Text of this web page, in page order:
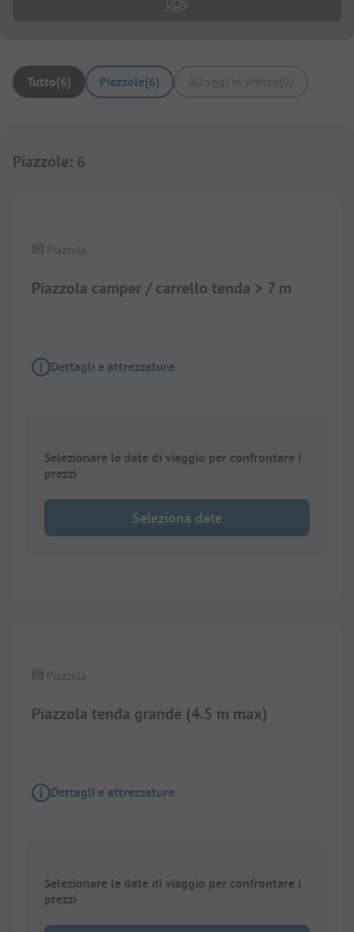
Tutto(6) Piazzole(6)
Piazzole: 6
Piazzola camper / carrello tenda > 7 m
Piazzola
Dettagli e attrezzature
Selezionare le date di viaggio per confrontare i
prezzi
Seleziona date
Piazzola tenda grande (4.5 m max)
Piazzola
Dettagli e attrezzature
Selezionare le date di viaggio per confrontare i
prezzi